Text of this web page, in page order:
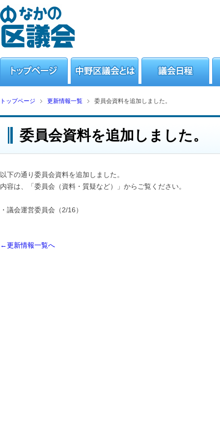
トップページ 更新情報一覧 委員会資料を追加しました。
委員会資料を追加しました。
以下の通り委員会資料を追加しました。
内容は、「委員会（資料・質疑など）」からご覧ください。
・議会運営委員会（2/16）
←更新情報一覧へ